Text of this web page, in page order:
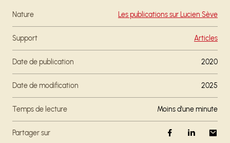
Nature Les publications sur Lucien Sève
Support Articles
Date de publication 2020
Date de modification 2025
Temps de lecture moins d'une minute
Partager sur